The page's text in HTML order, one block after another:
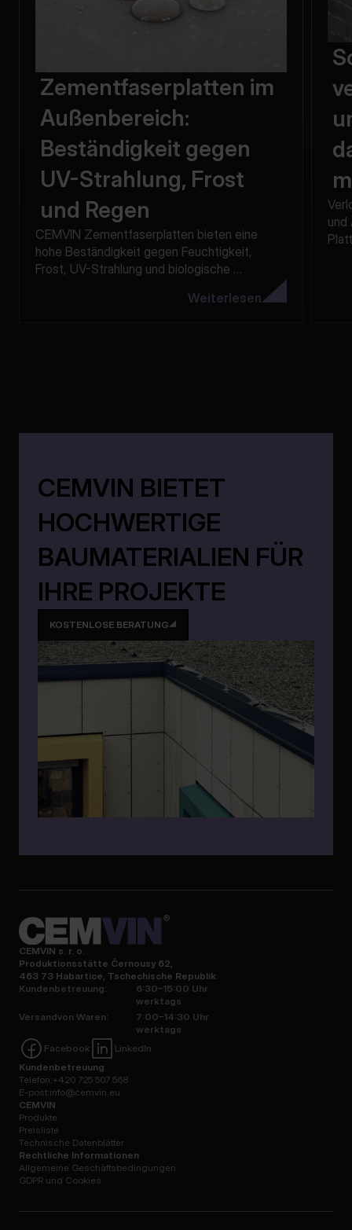
Zementfaserplatten im
Außenbereich:
Beständigkeit gegen
UV-Strahlung, Frost
und Regen
CEMVIN Zementfaserplatten bieten eine
hohe Beständigkeit gegen Feuchtigkeit,
Frost, UV-Strahlung und biologische
sichere Außenkonstruktionen.Weiterlesen
und
CEMVIN BIETET
HOCHWERTIGE
BAUMATERIALIEN FÜR
IHRE PROJEKTE
KOSTENLOSE BERATUNG
CEMVIN s. r. o.
Produktionsstätte Černousy 62,
463 73 Habartice, Tschechische Republik
Kundenbetreuung:
6:30–15:00 Uhr
werktags
Versandvon Waren:
7:00–14:30 Uhr
werktags
Facebook
LinkedIn
Kundenbetreuung
Telefon:+420 725 507 568
E-post:info@cemvin.eu
CEMVIN
Produkte
Preisliste
Technische Datenblätter
Rechtliche Informationen
Allgemeine Geschäftsbedingungen
GDPR und Cookies